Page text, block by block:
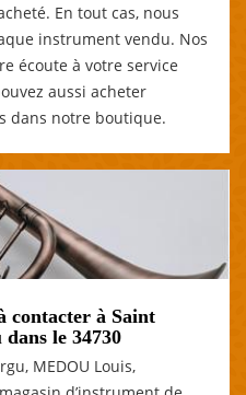
En tout cas, nous
instrument vendu. Nos
écoute à votre service
aussi acheter
dans notre boutique.
contacter à Saint
le 34730
MEDOU Louis,